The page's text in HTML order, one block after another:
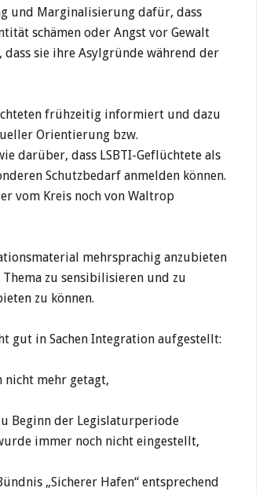
und Marginalisierung dafür, dass
schämen oder Angst vor Gewalt
sie ihre Asylgründe während der
frühzeitig informiert und dazu
Orientierung bzw.
darüber, dass LSBTI-Geflüchtete als
Schutzbedarf anmelden können.
vom Kreis noch von Waltrop
mehrsprachig anzubieten
zu sensibilisieren und zu
zu können.
gut in Sachen Integration aufgestellt:
mehr getagt,
der Legislaturperiode
immer noch nicht eingestellt,
„Sicherer Hafen“ entsprechend